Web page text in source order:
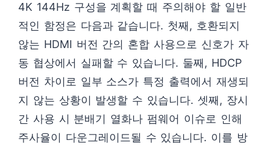
4K 144Hz 구성을 계획할 때 주의해야 할 일반
적인 함정은 다음과 같습니다. 첫째, 호환되지
않는 HDMI 버전 간의 혼합 사용으로 신호가 자
동 협상에서 실패할 수 있습니다. 둘째, HDCP
버전 차이로 일부 소스가 특정 출력에서 재생되
지 않는 상황이 발생할 수 있습니다. 셋째, 장시
간 사용 시 분배기 열화나 펌웨어 이슈로 인해
주사율이 다운그레이드될 수 있습니다. 이를 방